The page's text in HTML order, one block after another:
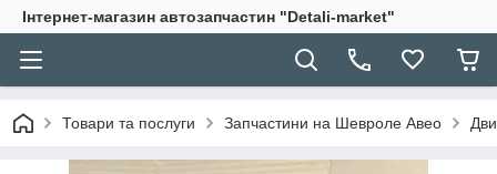
Інтернет-магазин автозапчастин "Detali-market"
Товари та послуги Запчастини на Шевроле Авео